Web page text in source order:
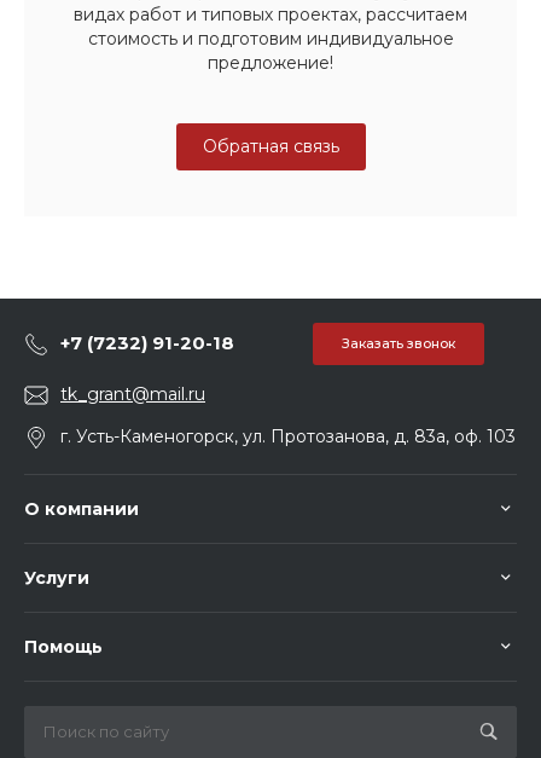
видах работ и типовых проектах, рассчитаем
стоимость и подготовим индивидуальное
предложение!
Обратная связь
+7 (7232) 91-20-18 Заказать звонок
tk_grant@mail.ru
г. Усть-Каменогорск, ул. Протозанова, д. 83а, оф. 103
О компании
Услуги
Помощь